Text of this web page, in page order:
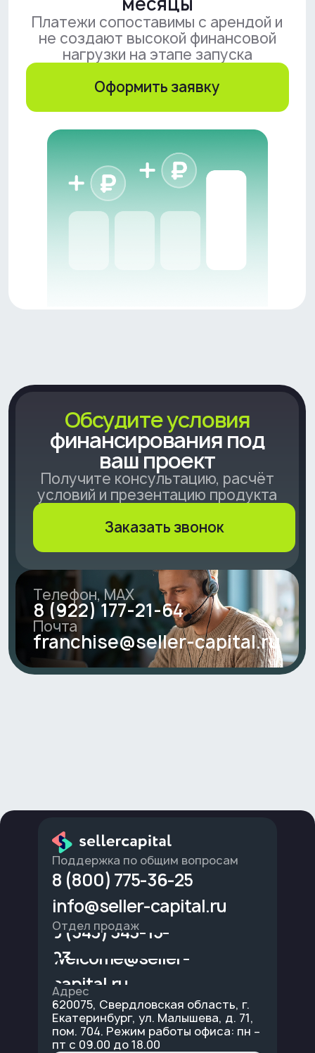
Поддержка по общим вопросам
8 (800) 775-36-25
info@seller-capital.ru
Отдел продаж
8 (343) 343-15-
23
welcome@seller-
capital.ru
Адрес
620075, Свердловская область, г.
Екатеринбург, ул. Малышева, д. 71,
пом. 704. Режим работы офиса: пн –
пт с 09.00 до 18.00